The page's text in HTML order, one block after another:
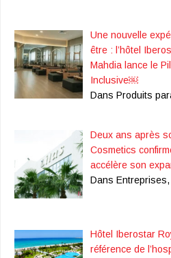
Une nouvelle
être : l’hôtel
Mahdia lance le
Inclusive￼
Dans Produits
Deux ans après
Cosmetics
accélère son
Dans Entreprises,
Hôtel Iberostar
référence de